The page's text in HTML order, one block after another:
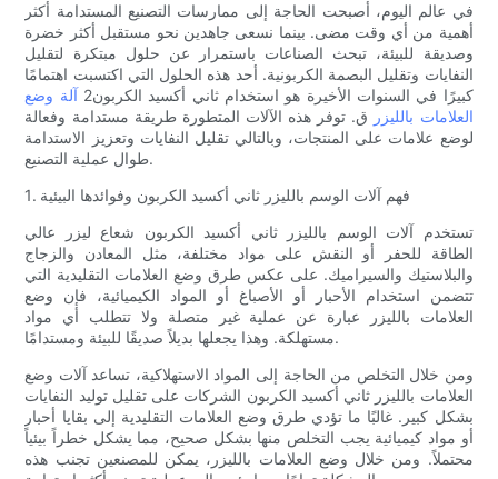
في عالم اليوم، أصبحت الحاجة إلى ممارسات التصنيع المستدامة أكثر
أهمية من أي وقت مضى. بينما نسعى جاهدين نحو مستقبل أكثر خضرة
وصديقة للبيئة، تبحث الصناعات باستمرار عن حلول مبتكرة لتقليل
النفايات وتقليل البصمة الكربونية. أحد هذه الحلول التي اكتسبت اهتمامًا
كبيرًا في السنوات الأخيرة هو استخدام ثاني أكسيد الكربون2
آلة وضع
العلامات بالليزر ق. توفر هذه الآلات المتطورة طريقة مستدامة وفعالة
لوضع علامات على المنتجات، وبالتالي تقليل النفايات وتعزيز الاستدامة
طوال عملية التصنيع.
1. فهم آلات الوسم بالليزر ثاني أكسيد الكربون وفوائدها البيئية
تستخدم آلات الوسم بالليزر ثاني أكسيد الكربون شعاع ليزر عالي
الطاقة للحفر أو النقش على مواد مختلفة، مثل المعادن والزجاج
والبلاستيك والسيراميك. على عكس طرق وضع العلامات التقليدية التي
تتضمن استخدام الأحبار أو الأصباغ أو المواد الكيميائية، فإن وضع
العلامات بالليزر عبارة عن عملية غير متصلة ولا تتطلب أي مواد
مستهلكة. وهذا يجعلها بديلاً صديقًا للبيئة ومستدامًا.
ومن خلال التخلص من الحاجة إلى المواد الاستهلاكية، تساعد آلات وضع
العلامات بالليزر ثاني أكسيد الكربون الشركات على تقليل توليد النفايات
بشكل كبير. غالبًا ما تؤدي طرق وضع العلامات التقليدية إلى بقايا أحبار
أو مواد كيميائية يجب التخلص منها بشكل صحيح، مما يشكل خطراً بيئياً
محتملاً. ومن خلال وضع العلامات بالليزر، يمكن للمصنعين تجنب هذه